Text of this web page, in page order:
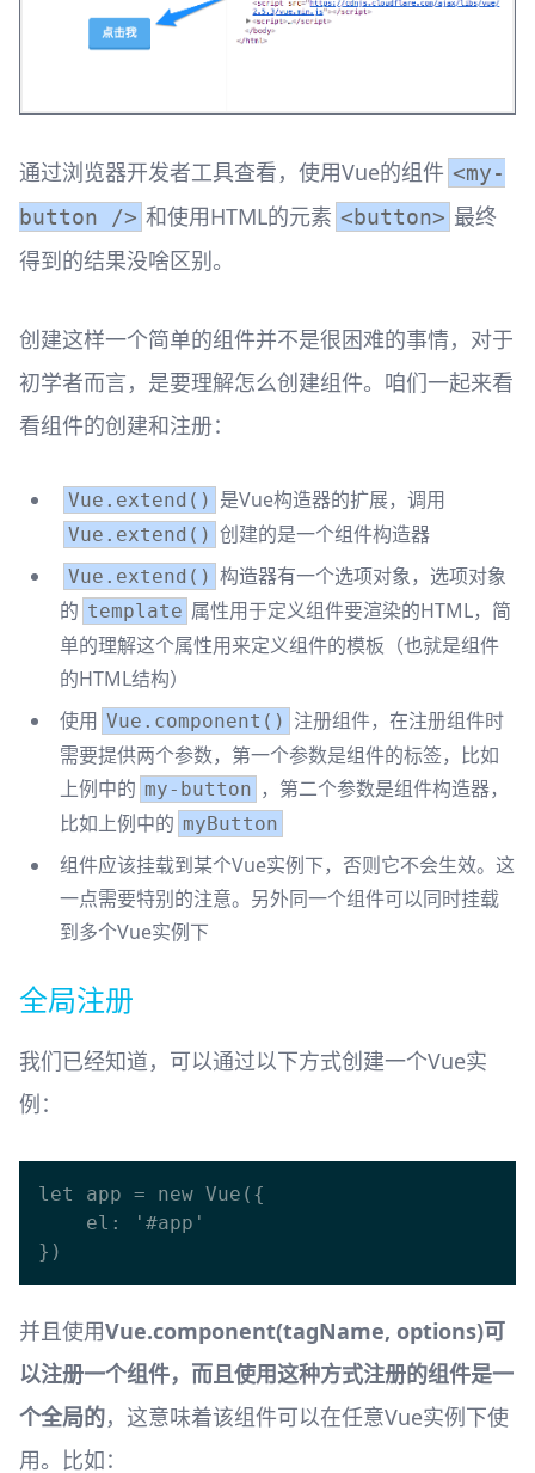
通过浏览器开发者工具查看，使用Vue的组件 <my-
button /> 和使用HTML的元素 <button> 最终
得到的结果没啥区别。
创建这样一个简单的组件并不是很困难的事情，对于
初学者而言，是要理解怎么创建组件。咱们一起来看
看组件的创建和注册：
Vue.extend() 是Vue构造器的扩展，调用
Vue.extend() 创建的是一个组件构造器
Vue.extend() 构造器有一个选项对象，选项对象
的 template 属性用于定义组件要渲染的HTML，简
单的理解这个属性用来定义组件的模板（也就是组件
的HTML结构）
使用 Vue.component() 注册组件，在注册组件时
需要提供两个参数，第一个参数是组件的标签，比如
上例中的 my-button ，第二个参数是组件构造器，
比如上例中的 myButton
组件应该挂载到某个Vue实例下，否则它不会生效。这
一点需要特别的注意。另外同一个组件可以同时挂载
到多个Vue实例下
全局注册
我们已经知道，可以通过以下方式创建一个Vue实
例：
let app = new Vue({
并且使用Vue.component(tagName, options)可
以注册一个组件，而且使用这种方式注册的组件是一
个全局的，这意味着该组件可以在任意Vue实例下使
用。比如：